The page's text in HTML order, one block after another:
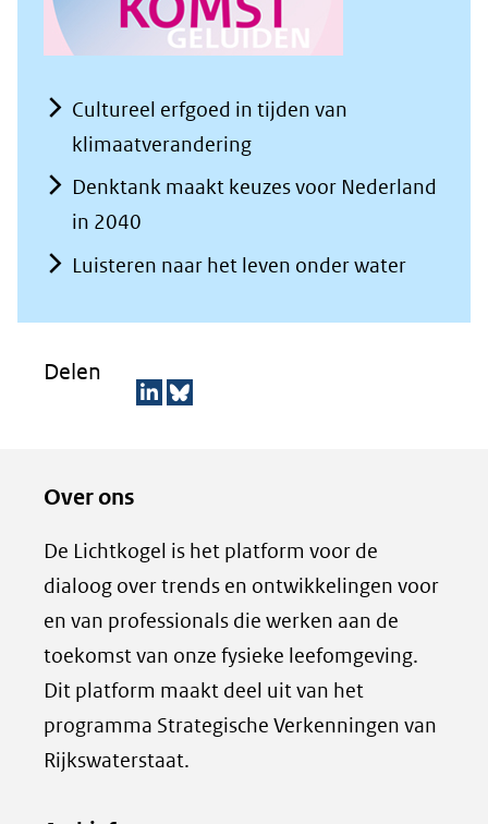
Cultureel erfgoed in tijden van
klimaatverandering
Denktank maakt keuzes voor Nederland
in 2040
Luisteren naar het leven onder water
Delen
n
o
p
L
i
n
k
p
a
g
i
n
a
d
Over ons
De Lichtkogel is het platform voor de
dialoog over trends en ontwikkelingen voor
en van professionals die werken aan de
toekomst van onze fysieke leefomgeving.
Dit platform maakt deel uit van het
programma Strategische Verkenningen van
Rijkswaterstaat.